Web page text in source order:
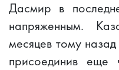
Дасмир в
напряженным.
месяцев тому
присоединив еще